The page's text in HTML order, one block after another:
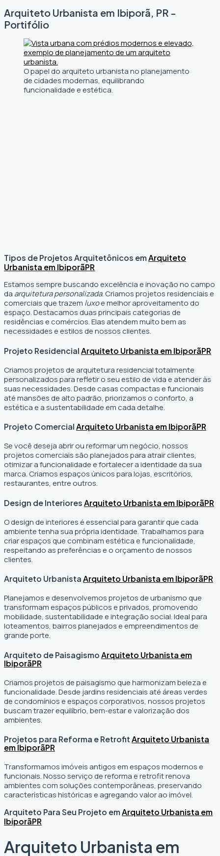
Arquiteto Urbanista em Ibiporã, PR -
Portifólio
O papel do arquiteto urbanista no planejamento
de cidades modernas, equilibrando
funcionalidade e estética.
Tipos de Projetos Arquitetônicos emArquiteto
Urbanista em IbiporãPR
Estamos sempre buscando excelência e inovação no campo
da arquitetura personalizada. Criamos projetos residenciais e
comerciais que trazem luxoe melhor aproveitamento do
espaço. Destacamos duas principais categorias de
residências e comércios. Elas atendem muito bem as
necessidades e estilos de nossos clientes.
Projeto ResidencialArquiteto Urbanista em IbiporãPR
Criamos projetos de arquitetura residencial totalmente
personalizados para refletir o seu estilo de vida e atender às
suas necessidades. Desde casas compactas e funcionais
até mansões de alto padrão, priorizamos o conforto, a
estética e a sustentabilidade em cada detalhe.
Projeto ComercialArquiteto Urbanista em IbiporãPR
Se você deseja abrir ou reformar um negócio, nossos
projetos comerciais são planejados para atrair clientes,
otimizar a funcionalidade e fortalecer a identidade da sua
marca. Criamos espaços únicos para lojas, escritórios,
restaurantes, entre outros.
Design de InterioresArquiteto Urbanista em IbiporãPR
O design de interiores é essencial para garantir que cada
ambiente tenha sua própria identidade. Trabalhamos para
criar espaços que combinam estética e funcionalidade,
respeitando as preferências e o orçamento de nossos
clientes.
Arquiteto UrbanistaArquiteto Urbanista em IbiporãPR
Planejamos e desenvolvemos projetos de urbanismo que
transformam espaços públicos e privados, promovendo
mobilidade, sustentabilidade e integração social. Ideal para
loteamentos, bairros planejados e empreendimentos de
grande porte.
Arquiteto de PaisagismoArquiteto Urbanista em
IbiporãPR
Criamos projetos de paisagismo que harmonizam beleza e
funcionalidade. Desde jardins residenciais até áreas verdes
de condomínios e espaços corporativos, nossos projetos
buscam trazer equilíbrio, bem-estar e valorização dos
ambientes.
Projetos para Reforma e RetrofitArquiteto Urbanista
em IbiporãPR
Transformamos imóveis antigos em espaços modernos e
funcionais. Nosso serviço de reforma e retrofit renova
ambientes com soluções contemporâneas, preservando
características históricas e agregando valor ao imóvel.
Arquiteto Para Seu Projeto emArquiteto Urbanista em
IbiporãPR
Arquiteto Urbanista em